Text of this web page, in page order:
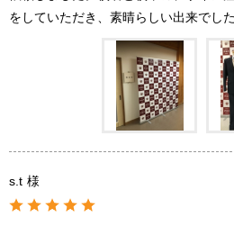
をしていただき、素晴らしい出来でした
s.t 様